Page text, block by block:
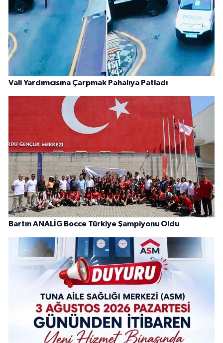
Vali Yardımcısına Çarpmak Pahalıya Patladı
Bartın ANALİG Bocce Türkiye Şampiyonu Oldu